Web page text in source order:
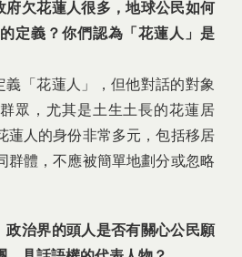
府欠花蓮人很多，地球公民如何
定義？你們認為「花蓮人」是
「花蓮人」，但他對話的對象
眾，尤其是土生土長的花蓮居
蓮人的身份非常多元，包括移居
群體，不應被簡單地劃分或忽略
政治界的頭人是否有關心公民願